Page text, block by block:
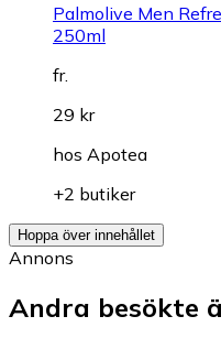
Palmolive Men
250ml
fr.
29 kr
hos Apotea
+2 butiker
Hoppa över innehållet
Annons
Andra besökte